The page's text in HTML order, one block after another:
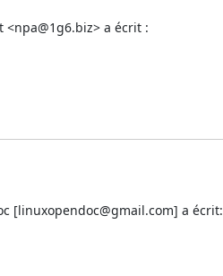
<npa@1g6.biz> a écrit :
[linuxopendoc@gmail.com] a écrit: